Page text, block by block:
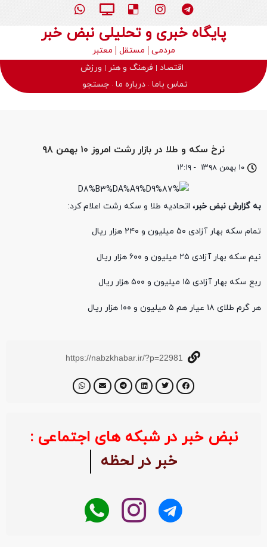
پایگاه خبری و تحلیلی نبض خبر
مردمی مستقل
معتبر
اقتصاد
فرهنگ و هنر
ورزش
تماس باما درباره ما جستجو
۱۰ بهمن ۱۳۹۸ - ۱۲:۱۹
نرخ سکه و طلا در بازار رشت امروز ۱۰ بهمن ۹۸
به گزارش نبض خبر، اتحادیه طلا و سکه رشت اعلام کرد:
تمام سکه بهار آزادی ۵۰ میلیون و ۲۴۰ هزار ریال
نیم سکه بهار آزادی ۲۵ میلیون و ۶۰۰ هزار ریال
ربع سکه بهار آزادی ۱۵ میلیون و ۵۰۰ هزار ریال
هر گرم طلای ۱۸ عیار هم ۵ میلیون و ۱۰۰ هزار ریال
https://nabzkhabar.ir/?p=22981
نبض خبر در شبکه های اجتماعی :
خبر در لحظه